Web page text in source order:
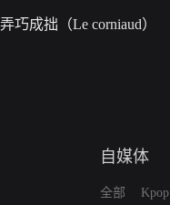
弄巧成拙（Le corniaud）
自媒体
全部
Kpop